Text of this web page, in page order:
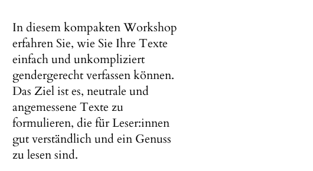
In diesem kompakten Workshop
erfahren Sie, wie Sie Ihre Texte
einfach und unkompliziert
gendergerecht verfassen können.
Das Ziel ist es, neutrale und
angemessene Texte zu
formulieren, die für Leser:innen
gut verständlich und ein Genuss
zu lesen sind.